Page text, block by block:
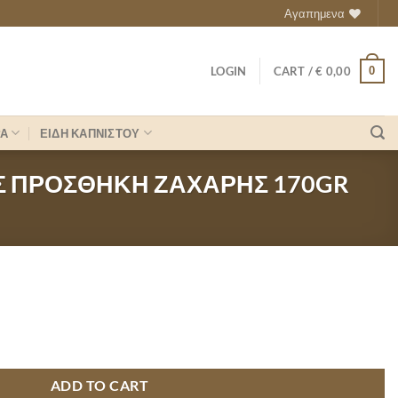
Αγαπημενα
LOGIN CART /€ 0,00 0
ΕΙΔΗ ΚΑΠΝΙΣΤΟΥ
ΠΡΟΣΘΗΚΗ ΖΑΧΑΡΗΣ 170GR
ADD TO CART